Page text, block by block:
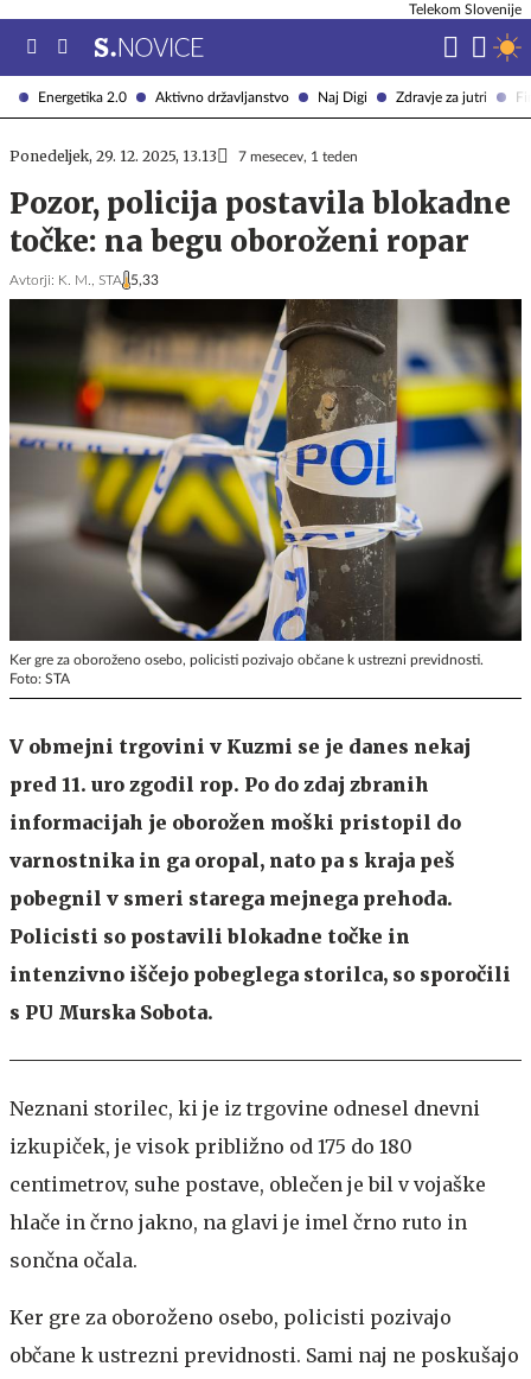
Energetika 2.0 Aktivno državljanstvo Naj Digi Zdravje za jutri
Telekom Slovenije
Ponedeljek, 29. 12. 2025, 13.13 7 mesecev, 1 teden
Pozor, policija postavila blokadne
točke: na begu oboroženi ropar
Avtorji: K. M., STA 5,33
Ker gre za oboroženo osebo, policisti pozivajo občane k ustrezni previdnosti.
Foto: STA
V obmejni trgovini v Kuzmi se je danes nekaj
pred 11. uro zgodil rop. Po do zdaj zbranih
informacijah je oborožen moški pristopil do
varnostnika in ga oropal, nato pa s kraja peš
pobegnil v smeri starega mejnega prehoda.
Policisti so postavili blokadne točke in
intenzivno iščejo pobeglega storilca, so sporočili
s PU Murska Sobota.
Neznani storilec, ki je iz trgovine odnesel dnevni
izkupiček, je visok približno od 175 do 180
centimetrov, suhe postave, oblečen je bil v vojaške
hlače in črno jakno, na glavi je imel črno ruto in
sončna očala.
Ker gre za oboroženo osebo, policisti pozivajo
občane k ustrezni previdnosti. Sami naj ne poskušajo